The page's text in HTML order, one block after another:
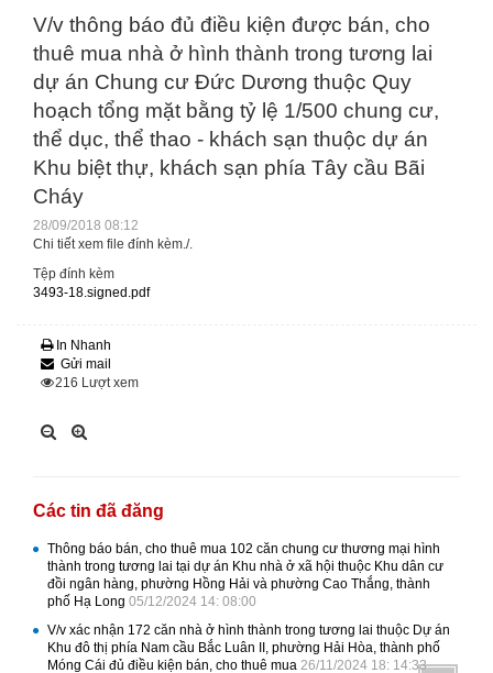
V/v thông báo đủ điều kiện được bán, cho
thuê mua nhà ở hình thành trong tương lai
dự án Chung cư Đức Dương thuộc Quy
hoạch tổng mặt bằng tỷ lệ 1/500 chung cư,
thể dục, thể thao - khách sạn thuộc dự án
Khu biệt thự, khách sạn phía Tây cầu Bãi
Cháy
28/09/2018 08:12
Chi tiết xem file đính kèm./.
Tệp đính kèm
3493-18.signed.pdf
In Nhanh
Gửi mail
216 Lượt xem
Các tin đã đăng
Thông báo bán, cho thuê mua 102 căn chung cư thương mại hình
thành trong tương lai tại dự án Khu nhà ở xã hội thuộc Khu dân cư
đồi ngân hàng, phường Hồng Hải và phường Cao Thắng, thành
phố Hạ Long 05/12/2024 14: 08:00
V/v xác nhận 172 căn nhà ở hình thành trong tương lai thuộc Dự án
Khu đô thị phía Nam cầu Bắc Luân II, phường Hải Hòa, thành phố
Móng Cái đủ điều kiện bán, cho thuê mua 26/11/2024 18: 14:33